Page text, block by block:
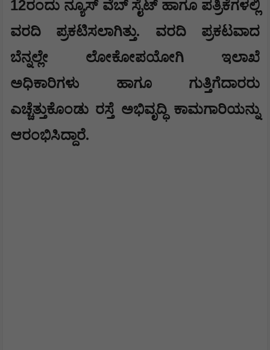
12ರಂದು ನ್ಯೂಸ್ ವೆಬ್ ಸೈಟ್ ಹಾಗೂ ಪತ್ರಿಕೆಗಳಲ್ಲಿ
ವರದಿ ಪ್ರಕಟಿಸಲಾಗಿತ್ತು. ವರದಿ ಪ್ರಕಟವಾದ
ಬೆನ್ನಲ್ಲೇ ಲೋಕೋಪಯೋಗಿ ಇಲಾಖೆ
ಅಧಿಕಾರಿಗಳು ಹಾಗೂ ಗುತ್ತಿಗೆದಾರರು
ಎಚ್ಚೆತ್ತುಕೊಂಡು ರಸ್ತೆ ಅಭಿವೃದ್ಧಿ ಕಾಮಗಾರಿಯನ್ನು
ಆರಂಭಿಸಿದ್ದಾರೆ.